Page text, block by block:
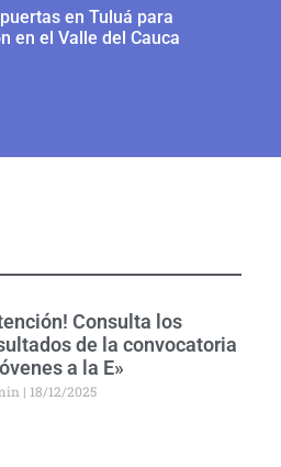
en Tuluá para
en el Valle del Cauca
Consulta los
de la convocatoria
a la E»
18/12/2025